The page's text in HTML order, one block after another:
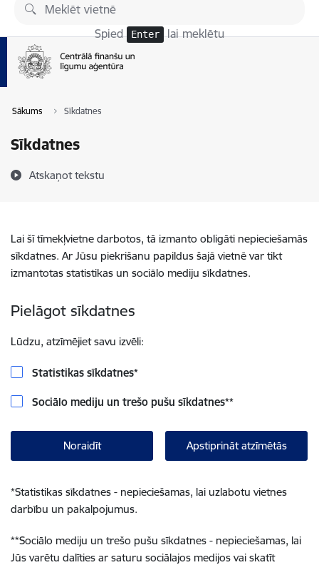
Pāriet uz lapas saturu
Spied Enter lai meklētu
Sākums Sīkdatnes
Sīkdatnes
Atskaņot tekstu
Lai šī tīmekļvietne darbotos, tā izmanto obligāti nepieciešamās
sīkdatnes. Ar Jūsu piekrišanu papildus šajā vietnē var tikt
izmantotas statistikas un sociālo mediju sīkdatnes.
Pielāgot sīkdatnes
Lūdzu, atzīmējiet savu izvēli:
Statistikas sīkdatnes*
Sociālo mediju un trešo pušu sīkdatnes**
Noraidīt Apstiprināt atzīmētās
*Statistikas sīkdatnes - nepieciešamas, lai uzlabotu vietnes
darbību un pakalpojumus.
**Sociālo mediju un trešo pušu sīkdatnes - nepieciešamas, lai
Jūs varētu dalīties ar saturu sociālajos medijos vai skatīt